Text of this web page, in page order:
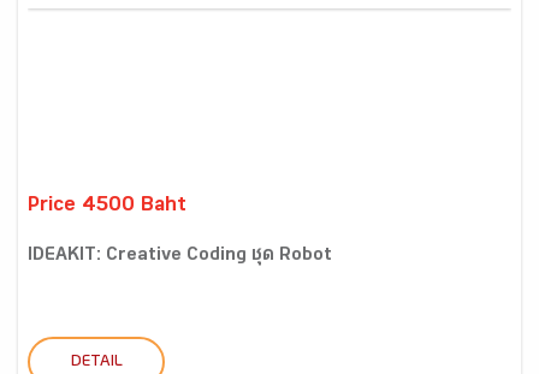
Price 4500 Baht
IDEAKIT: Creative Coding ชุด Robot
DETAIL